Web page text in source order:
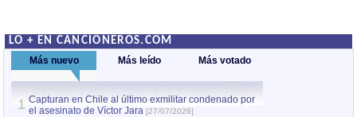
LO + EN CANCIONEROS.COM
Más nuevo Más leído Más votado
1 Capturan en Chile al último exmilitar condenado por
el asesinato de Víctor Jara [27/07/2026]